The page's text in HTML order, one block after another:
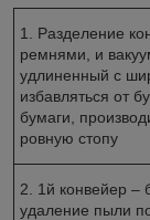
1. Разделение
ремнями, и
удлиненный с
избавляться от
бумаги,
ровную стопу
2. 1й конвейер –
удаление пыли